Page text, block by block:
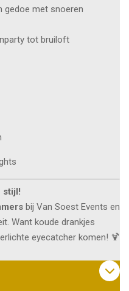
gedoe met snoeren
tot bruiloft
stijl!
bij Van Soest Events en
Want koude drankjes
eyecatcher komen! 🍹